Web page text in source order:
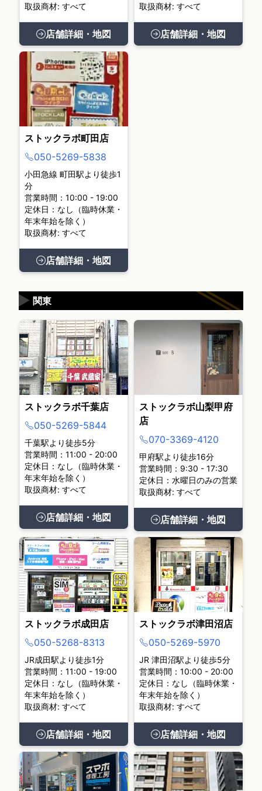
取扱商材: すべて
店舗詳細・地図
取扱商材: すべて
店舗詳細・地図
ストックラボ町田店
050-5269-5838
小田急線 町田駅より徒歩1
分
営業時間：10:00 - 19:00
定休日：なし（臨時休業・
年末年始を除く）
取扱商材: すべて
店舗詳細・地図
関東
▶
ストックラボ千葉店
050-5269-5844
千葉駅より徒歩5分
営業時間：11:00 - 20:00
定休日：なし（臨時休業・
年末年始を除く）
取扱商材: すべて
店舗詳細・地図
ストックラボ山梨甲府
店
070-3369-4120
甲府駅より徒歩16分
営業時間：9:30 - 17:30
定休日：水曜日のみの営業
取扱商材: すべて
店舗詳細・地図
ストックラボ成田店
050-5268-8313
JR成田駅より徒歩1分
営業時間：11:00 - 19:00
定休日：なし（臨時休業・
年末年始を除く）
取扱商材: すべて
店舗詳細・地図
ストックラボ津田沼店
050-5269-5970
JR 津田沼駅より徒歩5分
営業時間：10:00 - 20:00
定休日：なし（臨時休業・
年末年始を除く）
取扱商材: すべて
店舗詳細・地図